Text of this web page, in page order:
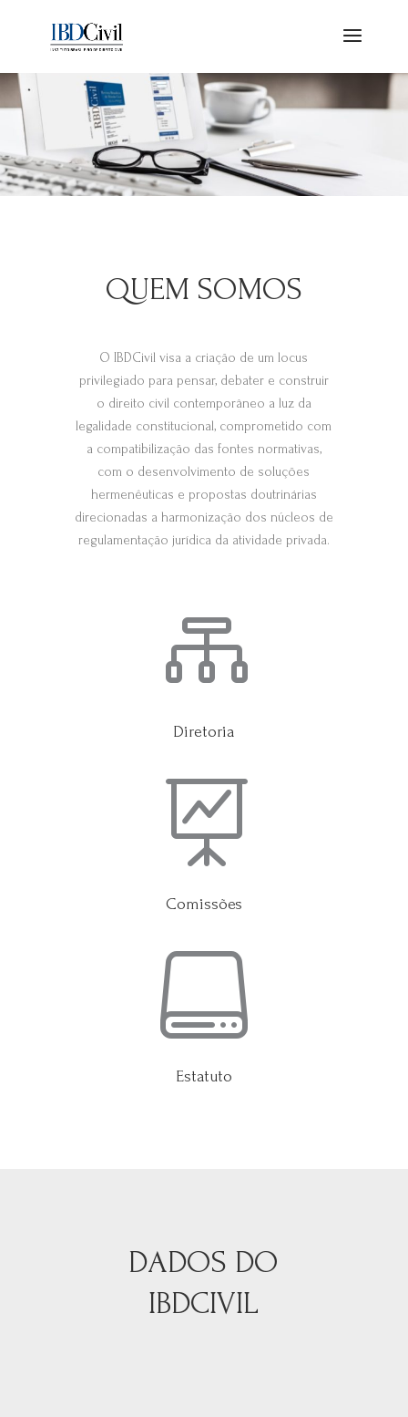
QUEM SOMOS
O IBDCivil visa a criação de um locus
privilegiado para pensar, debater e construir
o direito civil contemporâneo a luz da
legalidade constitucional, comprometido com
a compatibilização das fontes normativas,
com o desenvolvimento de soluções
hermenêuticas e propostas doutrinárias
direcionadas a harmonização dos núcleos de
regulamentação jurídica da atividade privada.

Diretoria

Comissões

Estatuto
DADOS DO
IBDCIVIL